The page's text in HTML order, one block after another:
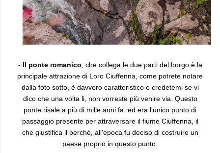
- Il ponte romanico , che collega le due parti del borgo è la
principale attrazione di Loro Ciuffenna, come potrete notare
dalla foto sotto, è davvero caratteristico e credetemi se vi
dico che una volta li, non vorreste più venire via. Questo
ponte risale a più di mille anni fa, ed era l'unico punto di
passaggio presente per attraversare il fiume Ciuffenna, il
che giustifica il perchè, all'epoca fu deciso di costruire un
paese proprio in questo punto.